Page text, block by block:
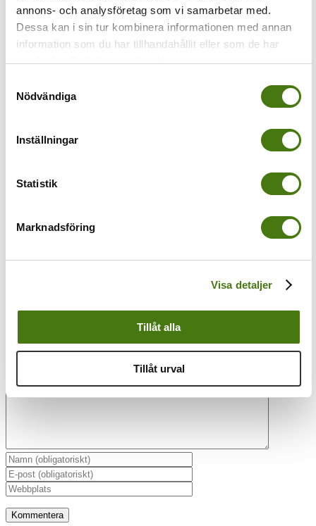
annons- och analysföretag som vi samarbetar med.
Dessa kan i sin tur kombinera informationen med annan
information som du har tillhandahållit eller som de har
samlat in när du har använt deras tjänster.
Nödvändiga
Inställningar
Statistik
Marknadsföring
Visa detaljer
Tillåt alla
Tillåt urval
AvAnna Kleinwichs Magnusson 2015-11-27T15:52:27+01:0027
november, 2015
Share This Story, Choose Your Platform!
Magnusson
Lämna en kommentar
Kommentar